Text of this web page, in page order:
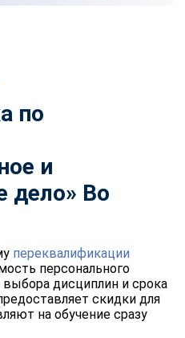
по
и
дело» Во
переквалификации
персонального
выбора дисциплин и срока
скидки для
на обучение сразу